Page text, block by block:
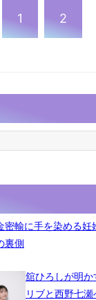
1 2
密輸に手を染める
裏側
舘ひろしが明
リブと西野七